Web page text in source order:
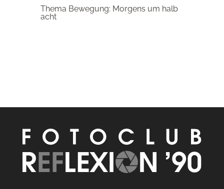
Thema Bewegung: Morgens um halb
acht